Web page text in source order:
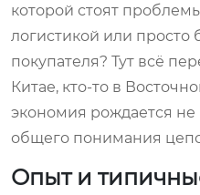
которой стоят
логистикой или просто
покупателя? Тут всё
Китае, кто-то в
экономия рождается
общего понимания
Опыт и